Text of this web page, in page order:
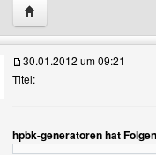
Website dieses
Profile anzeigen
30.01.2012 um 09:21
Titel:
hpbk-generatoren hat